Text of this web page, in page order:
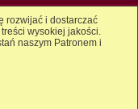
rozwijać i dostarczać
wysokiej jakości.
naszym Patronem i